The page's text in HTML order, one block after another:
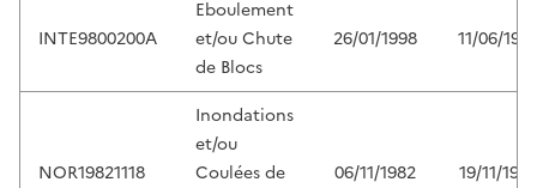
INTE9800200A
Eboulement
et/ou Chute
de Blocs
26/01/1998 11/06/
NOR19821118
Inondations
et/ou
Coulées de
06/11/1982 19/11/1982